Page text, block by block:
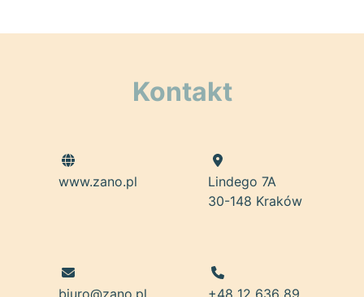
Kontakt
www.zano.pl
Lindego 7A
30-148 Kraków